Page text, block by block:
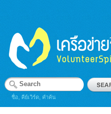
ชื่อ, คีย์เวิร์ด, คำค้น